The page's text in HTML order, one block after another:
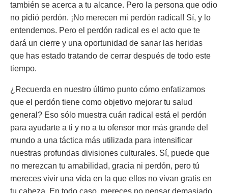
también se acerca a tu alcance. Pero la persona que odio
no pidió perdón. ¡No merecen mi perdón radical! Sí, y lo
entendemos. Pero el perdón radical es el acto que te
dará un cierre y una oportunidad de sanar las heridas
que has estado tratando de cerrar después de todo este
tiempo.
¿Recuerda en nuestro último punto cómo enfatizamos
que el perdón tiene como objetivo mejorar tu salud
general? Eso sólo muestra cuán radical está el perdón
para ayudarte a ti y no a tu ofensor mor más grande del
mundo a una táctica más utilizada para intensificar
nuestras profundas divisiones culturales. Sí, puede que
no merezcan tu amabilidad, gracia ni perdón, pero tú
mereces vivir una vida en la que ellos no vivan gratis en
tu cabeza. En todo caso, mereces no pensar demasiado